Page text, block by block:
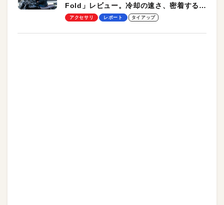
Fold」レビュー。冷却の速さ、密着する冷
却プレート、シンプルな操作性がグッド！
アクセサリ レポート タイアップ